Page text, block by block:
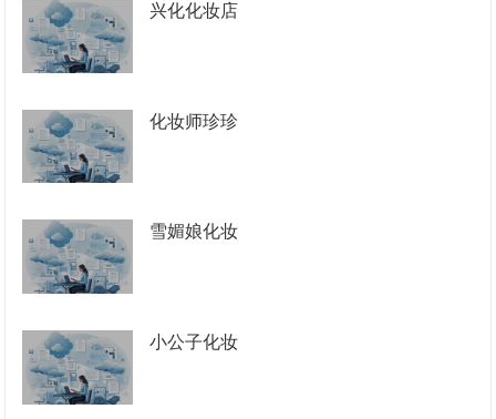
兴化化妆店
化妆师珍珍
雪媚娘化妆
小公子化妆